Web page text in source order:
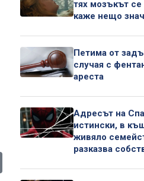
тях мозъкът
каже нещо
Петима от
случая с
ареста
Адресът на
истински, в
живяло
разказва